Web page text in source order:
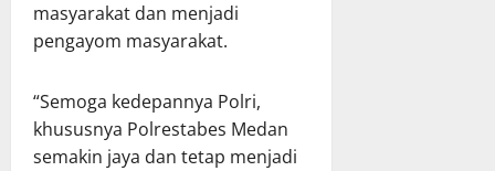
masyarakat dan menjadi
pengayom masyarakat.
“Semoga kedepannya Polri,
khususnya Polrestabes Medan
semakin jaya dan tetap menjadi